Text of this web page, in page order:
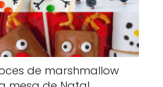
de marshmallow